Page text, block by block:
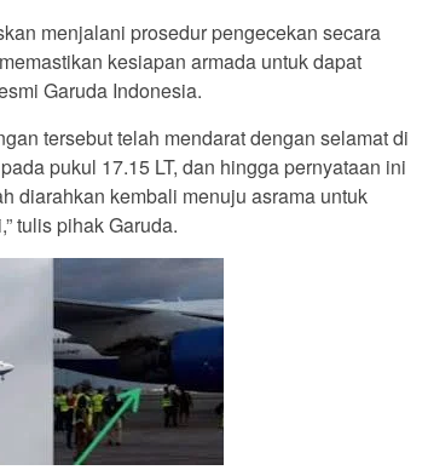
menjalani prosedur pengecekan secara
kesiapan armada untuk dapat
Garuda Indonesia.
tersebut telah mendarat dengan selamat di
pukul 17.15 LT, dan hingga pernyataan ini
diarahkan kembali menuju asrama untuk
tulis pihak Garuda.